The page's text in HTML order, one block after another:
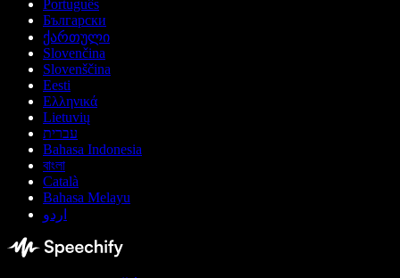
Português
Български
ქართული
Slovenčina
Slovenščina
Eesti
Ελληνικά
Lietuvių
עברית
Bahasa Indonesia
বাংলা
Català
Bahasa Melayu
اردو